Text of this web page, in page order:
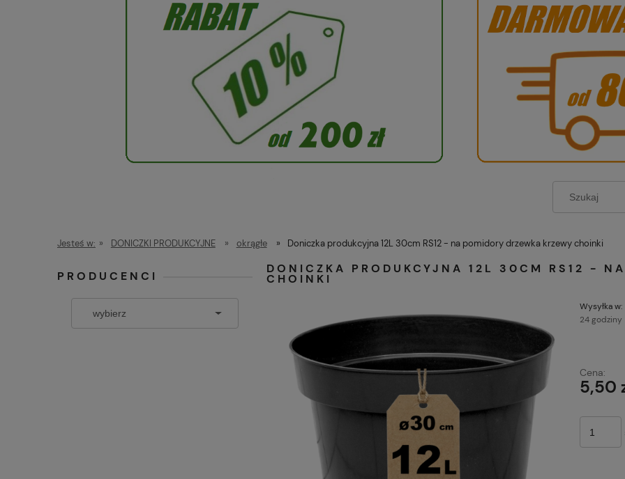
Jesteś w: » DONICZKI PRODUKCYJNE » okrągłe » Doniczka produkcyjna 12L 30cm RS12 - na pomidory drzewka krzewy choinki
PRODUCENCI
DONICZKA PRODUKCYJNA 12L 30CM RS12 -
CHOINKI
Wysyłka w:
24 godziny
zł wysyłamy gratis!
Cena:
5,50